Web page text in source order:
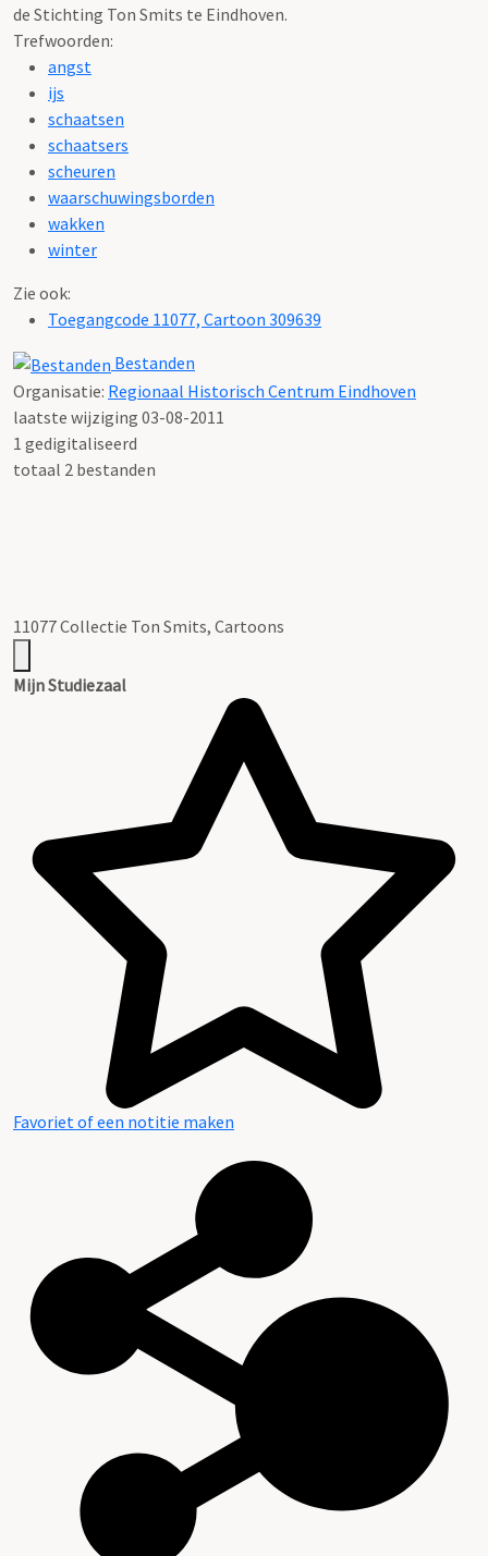
de Stichting Ton Smits te Eindhoven.
Trefwoorden:
angst
ijs
schaatsen
schaatsers
scheuren
waarschuwingsborden
wakken
winter
Zie ook:
Toegangcode 11077, Cartoon 309639
Bestanden
Organisatie: Regionaal Historisch Centrum Eindhoven
laatste wijziging 03-08-2011
1 gedigitaliseerd
totaal 2 bestanden
11077 Collectie Ton Smits, Cartoons
Mijn Studiezaal
Favoriet of een notitie maken